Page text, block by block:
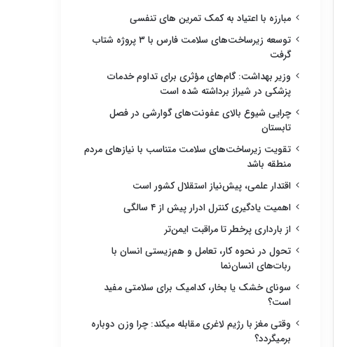
مبارزه با اعتیاد به کمک تمرین های تنفسی
توسعه زیرساخت‌های سلامت فارس با ۳ پروژه شتاب
گرفت
وزیر بهداشت: گام‌های مؤثری برای تداوم خدمات
پزشکی در شیراز برداشته شده است
چرایی شیوع بالای عفونت‌های گوارشی در فصل
تابستان
تقویت زیرساخت‌های سلامت متناسب با نیازهای مردم
منطقه باشد
اقتدار علمی، پیش‌نیاز استقلال کشور است
اهمیت یادگیری کنترل ادرار پیش از ۴ سالگی
از بارداری پرخطر تا مراقبت ایمن‌تر
تحول در نحوه کار، تعامل و هم‌زیستی انسان با
ربات‌های انسان‌نما
سونای خشک یا بخار، کدامیک برای سلامتی مفید
است؟
وقتی مغز با رژیم لاغری مقابله میکند: چرا وزن دوباره
برمیگردد؟